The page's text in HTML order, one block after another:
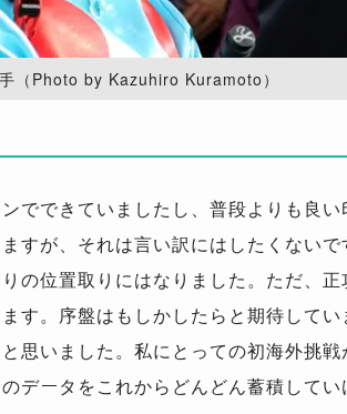
（Photo by Kazuhiro Kuramoto）
でできていましたし、普段よりも良
すが、それは言い訳にはしたくない
の位置取りにはなりました。ただ、
す。序盤はもしかしたらと期待して
思いました。私にとっての初海外挑
データをこれからどんどん蓄積して